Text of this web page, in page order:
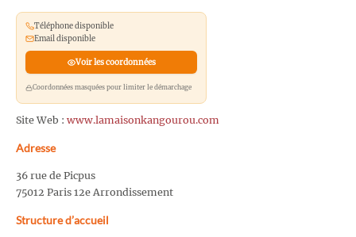
Téléphone disponible
Email disponible
Voir les coordonnées
Coordonnées masquées pour limiter le démarchage
Site Web : www.lamaisonkangourou.com
Adresse
36 rue de Picpus
75012 Paris 12e Arrondissement
Structure d’accueil